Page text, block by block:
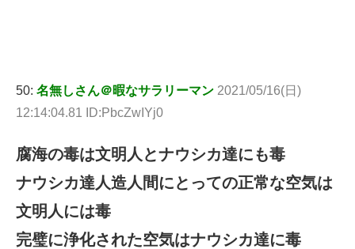
50: 名無しさん＠暇なサラリーマン 2021/05/16(日)
12:14:04.81 ID:PbcZwIYj0
腐海の毒は文明人とナウシカ達にも毒
ナウシカ達人造人間にとっての正常な空気は
文明人には毒
完璧に浄化された空気はナウシカ達に毒